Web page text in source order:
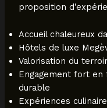
proposition
Accueil chaleureux
Hôtels de luxe
Valorisation du
Engagement fort en
durable
Expériences